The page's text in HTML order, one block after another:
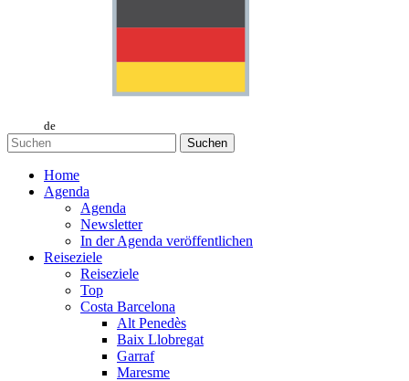
de
Suchen
Home
Agenda
Agenda
Newsletter
In der Agenda veröffentlichen
Reiseziele
Reiseziele
Top
Costa Barcelona
Alt Penedès
Baix Llobregat
Garraf
Maresme